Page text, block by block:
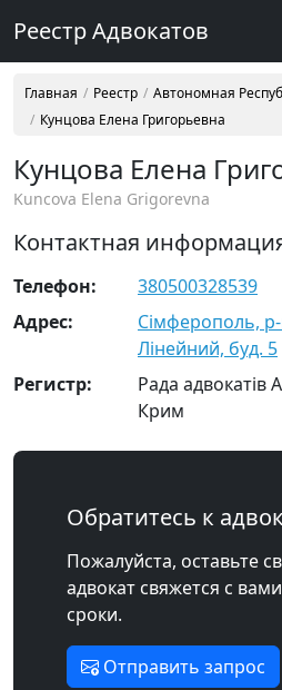
Реестр Адвокатов
Главная Реестр Автономная
Кунцова Елена Григорьевна
Кунцова Елена
Kuncova Elena Grigorevna
Контактная
Телефон:
380500328539
Адрес:
Сімферополь,
Лінейний, буд. 5
Регистр:
Рада адвокатів
Крим
Обратитесь к
Пожалуйста, оставьте
адвокат свяжется с
сроки.
Отправить запрос